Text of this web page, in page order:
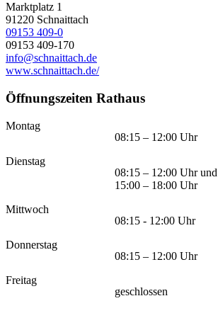
Marktplatz 1
91220 Schnaittach
09153 409-0
09153 409-170
info@schnaittach.de
www.schnaittach.de/
Öffnungszeiten Rathaus
Montag
08:15 – 12:00 Uhr
Dienstag
08:15 – 12:00 Uhr und
15:00 – 18:00 Uhr
Mittwoch
08:15 - 12:00 Uhr
Donnerstag
08:15 – 12:00 Uhr
Freitag
geschlossen